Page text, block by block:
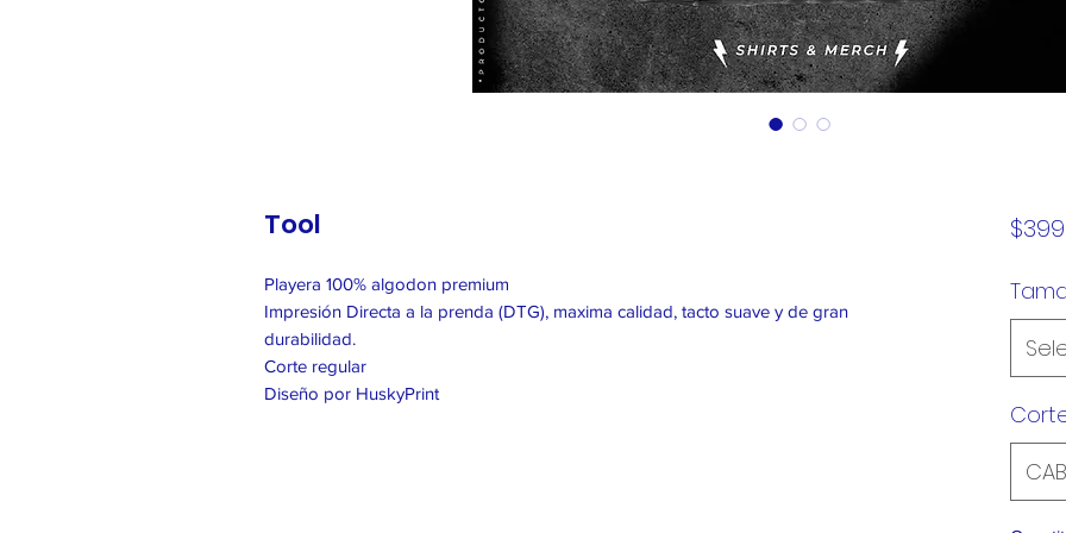
Tool
Playera 100% algodon premium
Impresión Directa a la prenda (DTG), maxima calidad, tacto suave y de gran
durabilidad.
Corte regular
Diseño por HuskyPrint